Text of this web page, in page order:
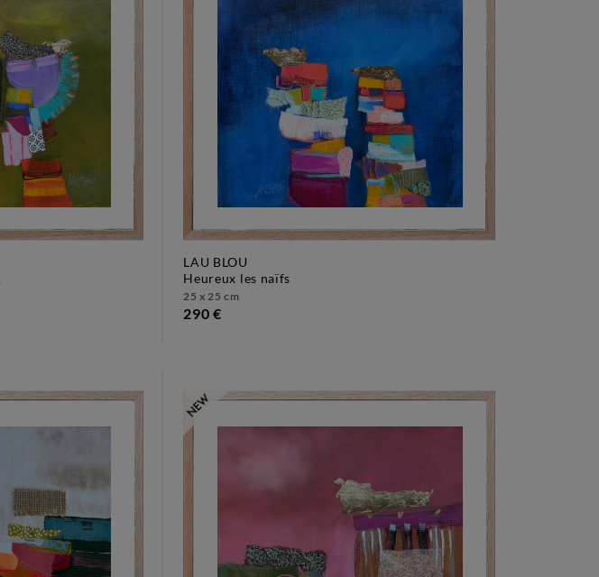
LAU BLOU
heureux les naïfs
25 x 25 cm
290 €